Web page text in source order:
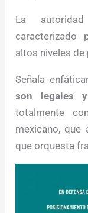
La
caracterizado
altos niveles
Señala
son legales
totalmente
mexicano, que
que orquesta